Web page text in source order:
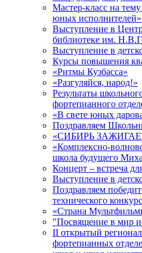
Мастер-класс на
юных исполнителей»
Выступление в
библиотеке им.
Выступление в
Курсы повышения
«Ритмы Кузбасса»
«Разгуляйся, народ!»
Результаты
фортепианного
«В свете юных
Поздравляем
«СИБИРЬ
«Комплексно-
школа будущего
Концерт – встреча
Выступление в
Поздравляем
технического
«Страна
"Посвящение в мир
II открытый
фортепианных